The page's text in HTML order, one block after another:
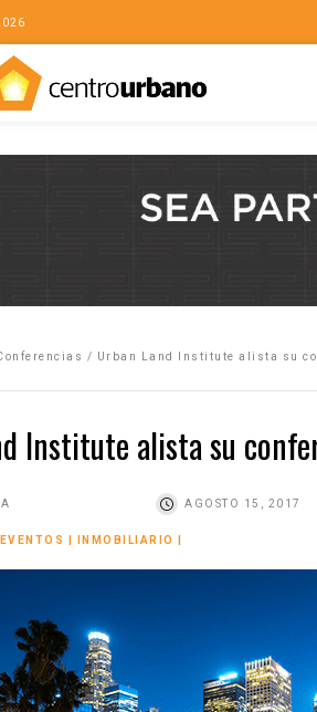
/ Urban Land Institute alista su
Institute alista su
AGOSTO 15, 2017
EVENTOS INMOBILIARIO